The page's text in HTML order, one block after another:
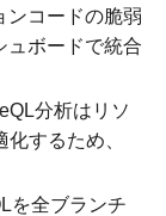
ンコードの脆弱
ュボードで統合
分析はリソ
するため、
を全ブランチ